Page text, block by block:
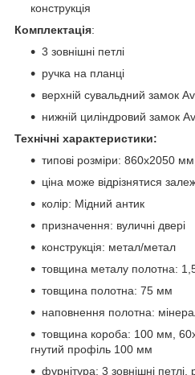
конструкція
Комплектація:
3 зовнішні петлі
ручка на планці
верхній сувальдний замок
нижній циліндровий замок
Технічні характеристики:
типові розміри: 860x2050
ціна може відрізнятися
колір: Мідний антик
призначення: вуличні двері
конструкція: метал/метал
товщина металу полотна:
товщина полотна: 75 мм
наповнення полотна:
товщина короба: 100 мм,
гнутий профіль 100 мм
фурнітура: 3 зовнішні петлі,